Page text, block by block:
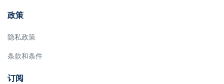
政策
隐私政策
条款和条件
订阅